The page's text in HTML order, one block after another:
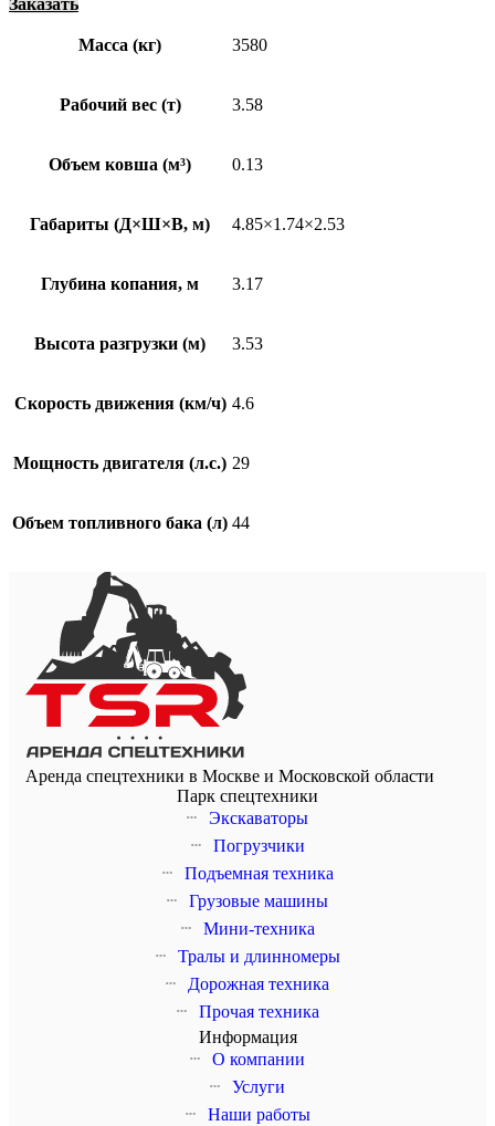
Заказать
Масса (кг) 3580
Рабочий вес (т) 3.58
Объем ковша (м³) 0.13
Габариты (Д×Ш×В, м) 4.85×1.74×2.53
Глубина копания, м 3.17
Высота разгрузки (м) 3.53
Скорость движения (км/ч) 4.6
Мощность двигателя (л.с.) 29
Объем топливного бака (л) 44
Аренда спецтехники в Москве и Московской области
Парк спецтехники
Экскаваторы
Погрузчики
Подъемная техника
Грузовые машины
Мини-техника
Тралы и длинномеры
Дорожная техника
Прочая техника
Информация
О компании
Услуги
Наши работы